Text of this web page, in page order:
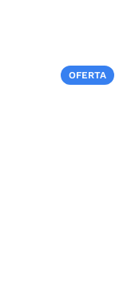
OFERTA